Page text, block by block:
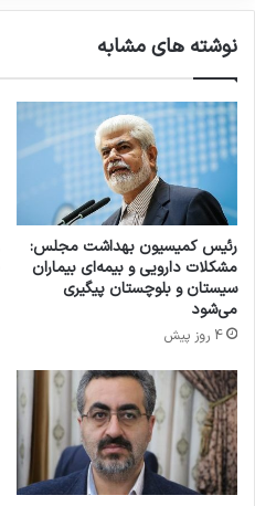
ج
د
ر
چ
د
ب
ی
م
ا
ر
ت
ا
ن‌
ص
ا
ت
غ
ا
ی
ک
ش
و
ر
ز
ی
م
م
نوشته های مشابه
رئیس کمیسیون بهداشت مجلس:
مشکلات دارویی و بیمه‌ای بیماران
سیستان و بلوچستان پیگیری
می‌شود
4 روز پیش